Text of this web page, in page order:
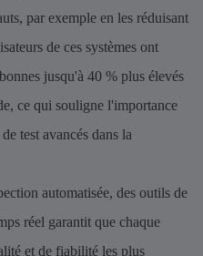
par exemple en les réduisant
de ces systèmes ont
jusqu'à 40 % plus élevés
ce qui souligne l'importance
test avancés dans la
automatisée, des outils de
réel garantit que chaque
et de fiabilité les plus